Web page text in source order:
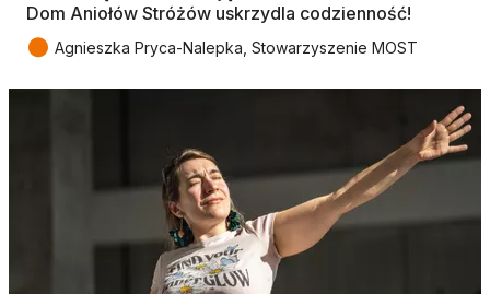
Dom Aniołów Stróżów uskrzydla codzienność!
● Agnieszka Pryca-Nalepka, Stowarzyszenie MOST